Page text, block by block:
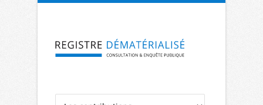
Aller à la navigation Aller au contenu